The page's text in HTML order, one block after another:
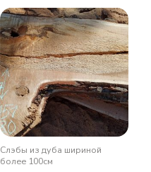
Слэбы из дуба шириной
более 100см